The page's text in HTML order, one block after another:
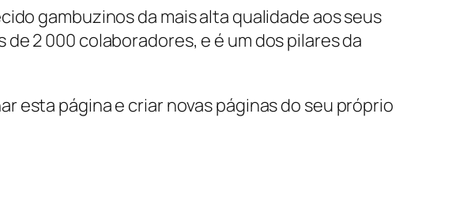
gambuzinos da mais alta qualidade aos seus
2 000 colaboradores, e é um dos pilares da
esta página e criar novas páginas do seu próprio